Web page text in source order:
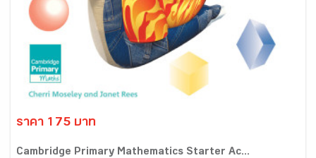
ราคา 175 บาท
Cambridge Primary Mathematics Starter Ac...